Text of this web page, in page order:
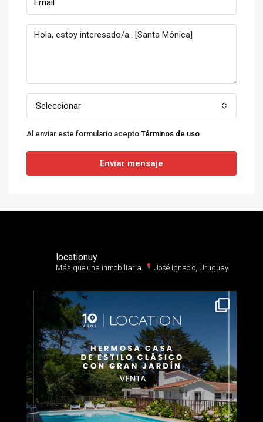
Seleccionar
Al enviar este formulario acepto Términos de uso
Enviar mensaje
locationuy
Más que una inmobiliaria.⁣ José Ignacio, Uruguay.